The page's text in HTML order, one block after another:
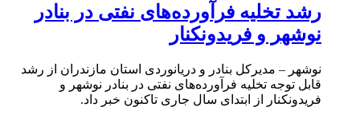
رشد تخلیه فرآورده‌های نفتی در بنادر
نوشهر و فریدونکنار
نوشهر – مدیرکل بنادر و دریانوردی استان مازندران از رشد
قابل توجه تخلیه فرآورده‌های نفتی در بنادر نوشهر و
فریدونکنار از ابتدای سال جاری تاکنون خبر داد.